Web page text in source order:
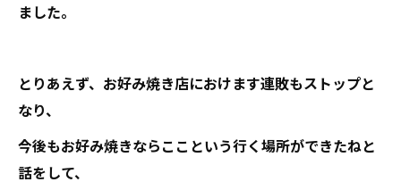
ました。
とりあえず、お好み焼き店におけます連敗もストップと
なり、
今後もお好み焼きならここという行く場所ができたねと
話をして、